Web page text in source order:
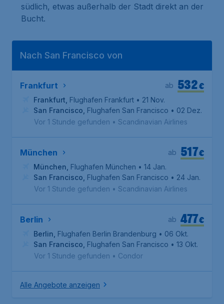
südlich, etwas außerhalb der Stadt direkt an der
Bucht.
Nach San Francisco von
Frankfurt €
532
ab
Frankfurt Flughafen Frankfurt • 21 Nov.
San Francisco Flughafen San Francisco • 02 Dez.
Vor 1 Stunde gefunden • Scandinavian Airlines
München €
517
ab
München Flughafen München • 14 Jan.
San Francisco Flughafen San Francisco • 24 Jan.
Vor 1 Stunde gefunden • Scandinavian Airlines
Berlin €
477
ab
Berlin Flughafen Berlin Brandenburg • 06 Okt.
San Francisco Flughafen San Francisco • 13 Okt.
Vor 1 Stunde gefunden • Condor
Alle Angebote anzeigen